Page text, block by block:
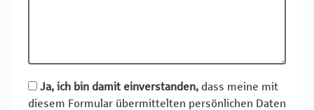
Ja, ich bin damit einverstanden, dass meine mit
diesem Formular übermittelten persönlichen Daten